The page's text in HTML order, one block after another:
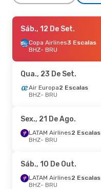
Dom., 23 De Ago.
LATAM Airlines 2 Escalas
BHZ- BRU
BRU- BHZ
Sáb., 12 De Set.
Copa Airlines3 Escalas
BHZ- BRU
Qua., 23 De Set.
Air Europa2 Escalas
BHZ- BRU
Sex., 21 De Ago.
LATAM Airlines2 Escalas
BHZ- BRU
Sáb., 10 De Out.
LATAM Airlines2 Escalas
BHZ- BRU